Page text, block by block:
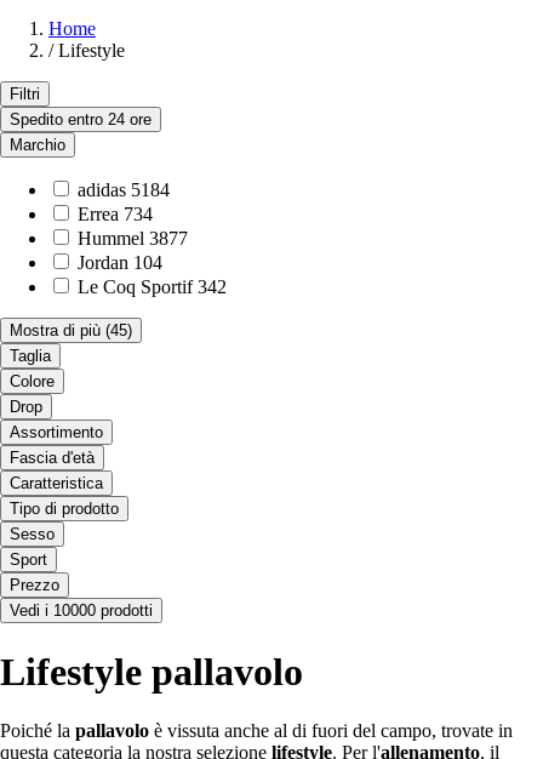
Home
/ Lifestyle
Filtri
Spedito entro 24 ore
Marchio
adidas 5184
Errea 734
Hummel 3877
Jordan 104
Le Coq Sportif 342
Mostra di più (45)
Taglia
Colore
Drop
Assortimento
Fascia d'età
Caratteristica
Tipo di prodotto
Sesso
Sport
Prezzo
Vedi i 10000 prodotti
Lifestyle pallavolo
Poiché la pallavolo è vissuta anche al di fuori del campo, trovate in
questa categoria la nostra selezione lifestyle. Per l'allenamento, il